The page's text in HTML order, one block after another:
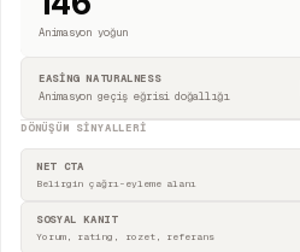
Animasyon yoğun
EASING NATURALNESS
Animasyon geçiş eğrisi doğallığı
DÖNÜŞÜM SINYALLERI
NET CTA
Belirgin çağrı-eyleme alanı
SOSYAL KANIT
Yorum, rating, rozet, referans